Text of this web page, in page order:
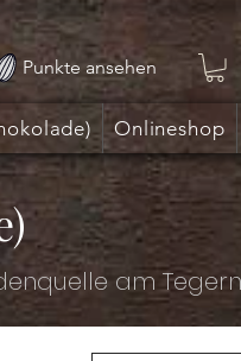
Punkte ansehen
Onlineshop
am